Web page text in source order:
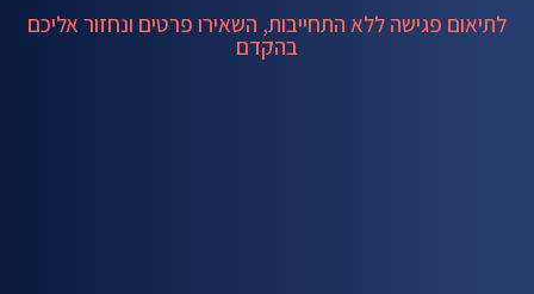
לתיאום פגישה ללא התחייבות, השאירו פרטים ונחזור אליכם
בהקדם